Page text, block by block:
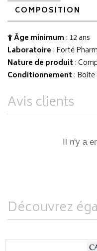
COMPOSITION
Âge minimum : 12 ans
Laboratoire : Forté
Nature de produit :
Conditionnement :
Avis clients
Il n'y a
Découvrez